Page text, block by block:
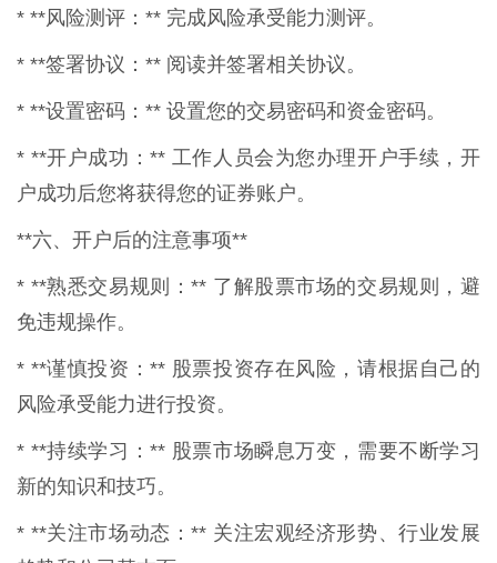
* **风险测评：** 完成风险承受能力测评。
* **签署协议：** 阅读并签署相关协议。
* **设置密码：** 设置您的交易密码和资金密码。
* **开户成功：** 工作人员会为您办理开户手续，开
户成功后您将获得您的证券账户。
**六、开户后的注意事项**
* **熟悉交易规则：** 了解股票市场的交易规则，避
免违规操作。
* **谨慎投资：** 股票投资存在风险，请根据自己的
风险承受能力进行投资。
* **持续学习：** 股票市场瞬息万变，需要不断学习
新的知识和技巧。
* **关注市场动态：** 关注宏观经济形势、行业发展